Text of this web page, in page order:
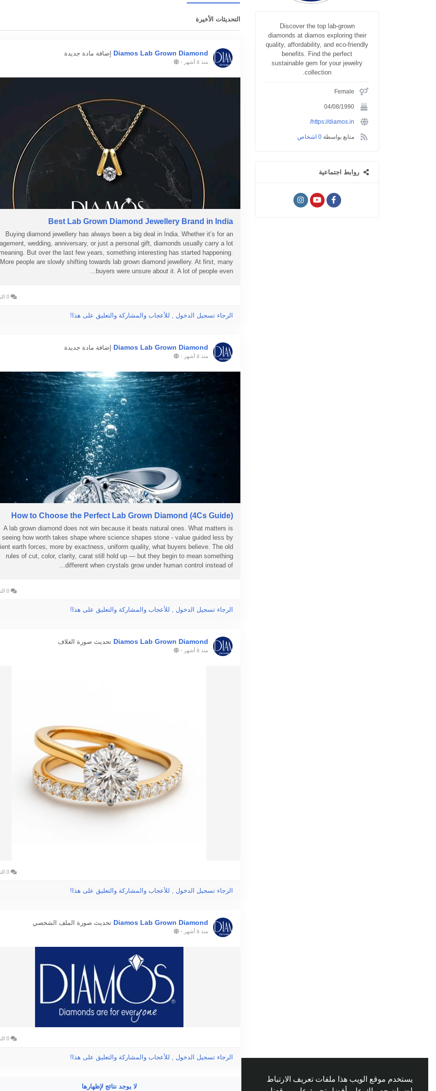
يستخدم موقع الويب هذا ملفات تعريف الارتباط
Discover the top lab-grown
diamonds at diamos exploring their
quality, affordability, and eco-friendly
benefits. Find the perfect
sustainable gem for your jewelry
collection.
Female
04/08/1990
https://diamos.in/
متابع بواسطة 0 اشخاص
روابط اجتماعية
التحديثات الأخيرة
Diamos Lab Grown Diamond إضافة مادة جديدة
منذ ٥ أشهر -
Best Lab Grown Diamond Jewellery Brand in India
Buying diamond jewellery has always been a big deal in India. Whether it’s for an
wedding, anniversary, or just a personal gift, diamonds usually carry a lot
But over the last few years, something interesting has started happening.
More people are slowly shifting towards lab grown diamond jewellery. At first, many
buyers were unsure about it. A lot of people even...
الرجاء تسجيل الدخول , للأعجاب والمشاركة والتعليق على هذا!
Diamos Lab Grown Diamond إضافة مادة جديدة
منذ ٥ أشهر -
How to Choose the Perfect Lab Grown Diamond (4Cs Guide)
A lab grown diamond does not win because it beats natural ones. What matters is
seeing how worth takes shape where science shapes stone - value guided less by
earth forces, more by exactness, uniform quality, what buyers believe. The old
rules of cut, color, clarity, carat still hold up — but they begin to mean something
different when crystals grow under human control instead of...
الرجاء تسجيل الدخول , للأعجاب والمشاركة والتعليق على هذا!
Diamos Lab Grown Diamond تحديث صورة الغلاف
منذ ٥ أشهر -
الرجاء تسجيل الدخول , للأعجاب والمشاركة والتعليق على هذا!
Diamos Lab Grown Diamond تحديث صورة الملف الشخصي
منذ ٥ أشهر -
الرجاء تسجيل الدخول , للأعجاب والمشاركة والتعليق على هذا!
لا يوجد نتائج لإظهارها